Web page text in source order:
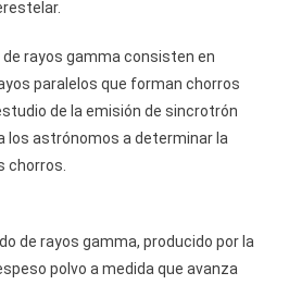
rayos gamma consisten en
paralelos que forman chorros
de la emisión de sincrotrón
los astrónomos a determinar la
chorros.
de rayos gamma, producido por la
polvo a medida que avanza